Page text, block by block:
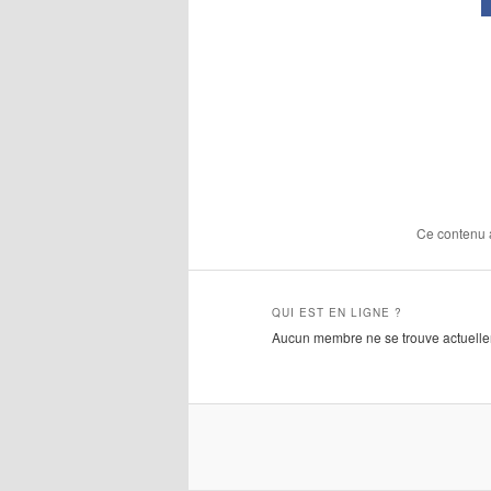
Ce contenu
QUI EST EN LIGNE ?
Aucun membre ne se trouve